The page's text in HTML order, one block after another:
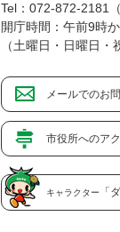
Tel：072-872-2181（
開庁時間：午前9時
（土曜日・日曜日・
メールでのお
市役所へのア
キャラクター 「